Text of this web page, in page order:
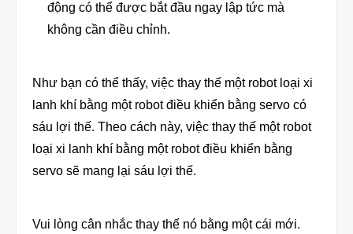
động có thể được bắt đầu ngay lập tức mà
không cần điều chỉnh.
Như bạn có thể thấy, việc thay thế một robot loại xi
lanh khí bằng một robot điều khiển bằng servo có
sáu lợi thế. Theo cách này, việc thay thế một robot
loại xi lanh khí bằng một robot điều khiển bằng
servo sẽ mang lại sáu lợi thế.
Vui lòng cân nhắc thay thế nó bằng một cái mới.